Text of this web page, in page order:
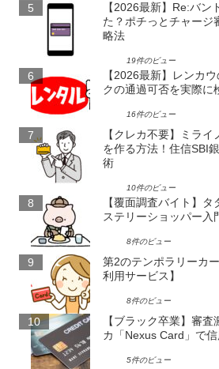
【2026最新】Re:バン
た？ポチっとチャージ
略法
19件のビュー
【2026最新】レンカ
クの通過可否を実際に
16件のビュー
【クレカ不要】ミラ
を作る方法！住信SBI
術
10件のビュー
【覆面調査バイト】
ステリーショッパー入
8件のビュー
第2のテンポラリーカ
利用サービス】
8件のビュー
【ブラック卒業】審
カ「Nexus Card」で
5件のビュー